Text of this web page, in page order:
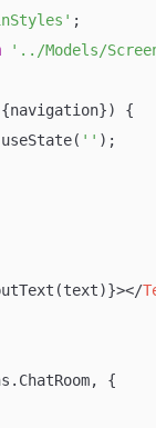
'../Models/
{navigation}) {
'' );
</
{